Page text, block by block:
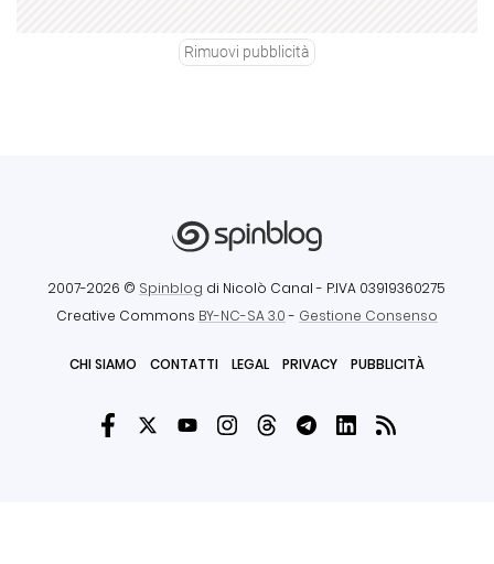
Rimuovi pubblicità
2007-2026 © Spinblog di Nicolò Canal - P.IVA 03919360275
Creative Commons BY-NC-SA 3.0- Gestione Consenso
CHI SIAMO CONTATTI LEGAL PRIVACY PUBBLICITÀ